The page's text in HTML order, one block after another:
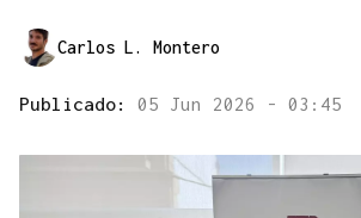
Carlos L. Montero
Publicado: 05 Jun 2026 - 03:45